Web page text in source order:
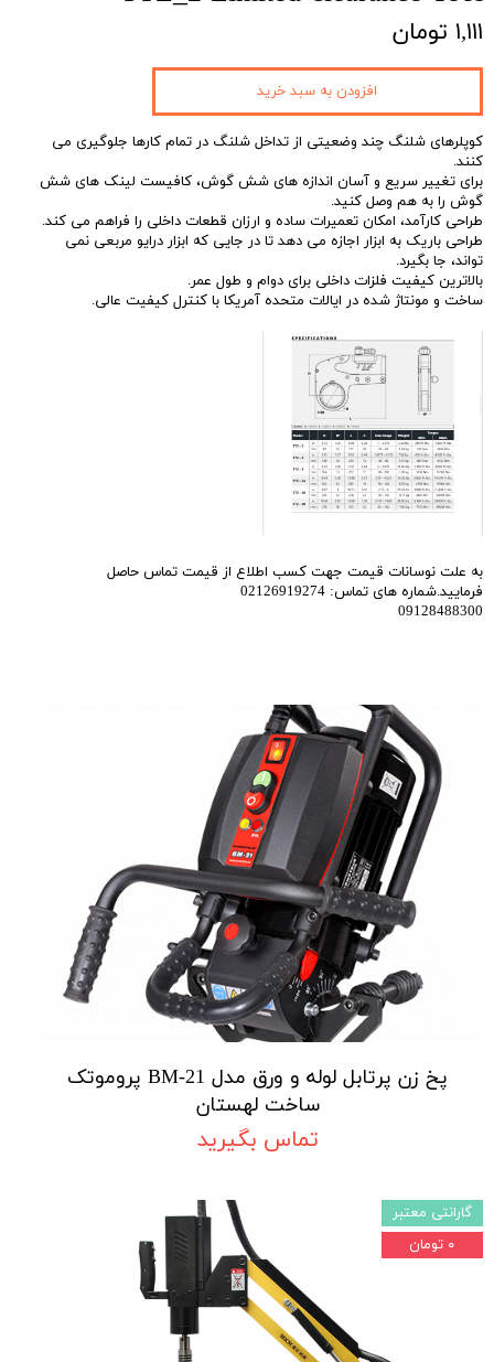
۱,۱۱۱ تومان
کوپلرهای شلنگ چند وضعیتی از تداخل شلنگ در تمام کارها جلوگیری می
کنند.
برای تغییر سریع و آسان اندازه های شش گوش، کافیست لینک های شش
گوش را به هم وصل کنید.
طراحی کارآمد، امکان تعمیرات ساده و ارزان قطعات داخلی را فراهم می کند.
طراحی باریک به ابزار اجازه می دهد تا در جایی که ابزار درایو مربعی نمی
تواند، جا بگیرد.
بالاترین کیفیت فلزات داخلی برای دوام و طول عمر.
ساخت و مونتاژ شده در ایالات متحده آمریکا با کنترل کیفیت عالی.
به علت نوسانات قیمت جهت کسب اطلاع از قیمت تماس حاصل
فرمایید.شماره های تماس: 02126919274
09128488300
افزودن به سبد خرید
پخ زن پرتابل لوله و ورق مدل BM-21 پروموتک
ساخت لهستان
تماس بگیرید
گارانتی معتبر
۰ تومان